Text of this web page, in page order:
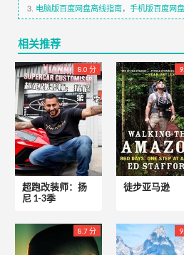
3. 电脑版百度网盘离线指南， 手机版百度网
相关推荐
8.0 分
超跑改装师：扬
尼 1-3季
徒步亚马逊
8.7 分